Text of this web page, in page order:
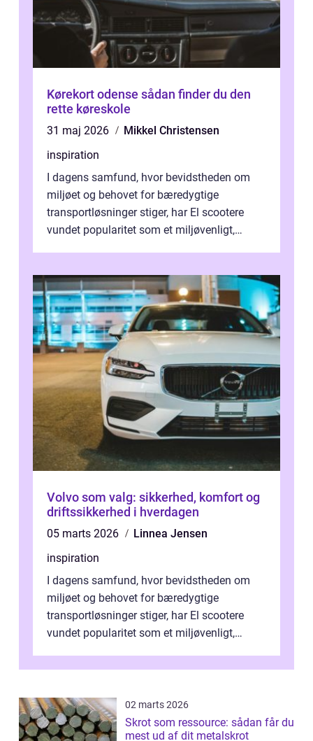
Kørekort odense sådan finder du den
rette køreskole
31 maj 2026
Mikkel Christensen
inspiration
I dagens samfund, hvor bevidstheden om
miljøet og behovet for bæredygtige
transportløsninger stiger, har El scootere
vundet popularitet som et miljøvenligt,
Volvo som valg: sikkerhed, komfort og
driftssikkerhed i hverdagen
05 marts 2026
Linnea Jensen
inspiration
I dagens samfund, hvor bevidstheden om
miljøet og behovet for bæredygtige
transportløsninger stiger, har El scootere
vundet popularitet som et miljøvenligt,
02 marts 2026
Skrot som ressource: sådan får du
mest ud af dit metalskrot